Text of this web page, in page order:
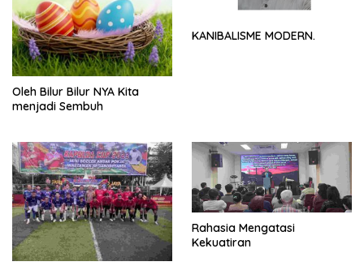
Oleh Bilur Bilur NYA Kita
menjadi Sembuh
KANIBALISME MODERN.
Rahasia Mengatasi
Kekuatiran